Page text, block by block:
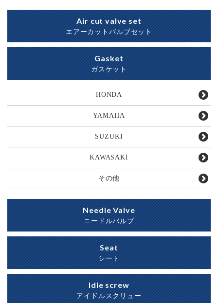
Air cut valve set
エアーカットバルブセット
Gasket
ガスケット
HONDA
YAMAHA
SUZUKI
KAWASAKI
その他
Needle Valve
ニードルバルブ
Seat
シート
Idle screw
アイドルスクリュー